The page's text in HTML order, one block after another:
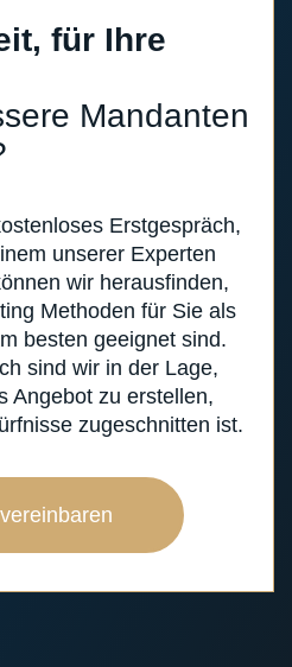
für Ihre
Mandanten
Erstgespräch,
unserer Experten
wir herausfinden,
Methoden für Sie als
besten geeignet sind.
sind wir in der Lage,
Angebot zu erstellen,
zugeschnitten ist.